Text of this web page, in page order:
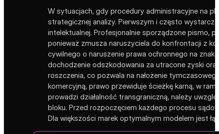
W sytuacjach, gdy procedury administracyjne na
strategicznej analizy. Pierwszym i często
intelektualnej. Profesjonalnie sporządzone pismo,
ponieważ zmusza naruszyciela do konfrontacji z
cywilnego o naruszenie prawa ochronnego na
dochodzenie odszkodowania za utracone zyski
roszczenia, co pozwala na nałożenie
komercyjną, prawo przewiduje ścieżkę karną, w
prowadzi działalność transgraniczną, należy
bloku. Przed rozpoczęciem każdego procesu
Dla większości marek optymalnym modelem jest